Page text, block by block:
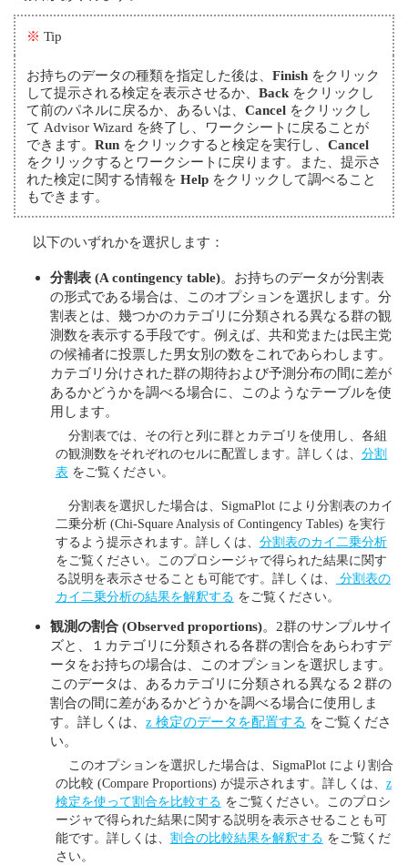
※ Tip
お持ちのデータの種類を指定した後は、 Finish をクリック
して提示される検定を表示させるか、 Back をクリックし
て前のパネルに戻るか、あるいは、 Cancel をクリックし
て Advisor Wizard を終了し、ワークシートに戻ることが
できます。 Run をクリックすると検定を実行し、 Cancel
をクリックするとワークシートに戻ります。また、提示さ
れた検定に関する情報を Help をクリックして調べること
もできます。
以下のいずれかを選択します：
分割表 (A contingency table)。お持ちのデータが分割表
の形式である場合は、このオプションを選択します。分
割表とは、幾つかのカテゴリに分類される異なる群の観
測数を表示する手段です。例えば、共和党または民主党
の候補者に投票した男女別の数をこれであらわします。
カテゴリ分けされた群の期待および予測分布の間に差が
あるかどうかを調べる場合に、このようなテーブルを使
用します。
分割表では、その行と列に群とカテゴリを使用し、各組
の観測数をそれぞれのセルに配置します。詳しくは、 分割
表をご覧ください。
分割表を選択した場合は、SigmaPlot により分割表のカイ
二乗分析 (Chi-Square Analysis of Contingency Tables) を実行
するよう提示されます。詳しくは、 分割表のカイ二乗分析
をご覧ください。このプロシージャで得られた結果に関す
る説明を表示させることも可能です。詳しくは、
分割表の
カイ二乗分析の結果を解釈する をご覧ください。
観測の割合 (Observed proportions)。2群のサンプルサイ
ズと、１カテゴリに分類される各群の割合をあらわすデ
ータをお持ちの場合は、このオプションを選択します。
このデータは、あるカテゴリに分類される異なる２群の
割合の間に差があるかどうかを調べる場合に使用しま
す。詳しくは、 z 検定のデータを配置する をご覧くださ
い。
このオプションを選択した場合は、SigmaPlot により割合
の比較 (Compare Proportions) が提示されます。詳しくは、 z
検定を使って割合を比較する をご覧ください。このプロシ
ージャで得られた結果に関する説明を表示させることも可
能です。詳しくは、 割合の比較結果を解釈する をご覧くだ
さい。